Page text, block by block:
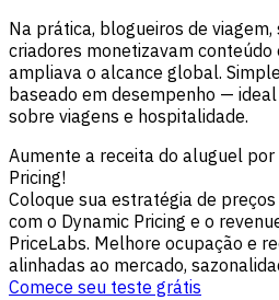
Na prática, blogueiros de viagem,
criadores monetizavam conteúdo
ampliava o alcance global.
baseado em desempenho —
sobre viagens e hospitalidade.
Aumente a receita do aluguel
Pricing!
Coloque sua estratégia de
com o Dynamic Pricing e o
PriceLabs. Melhore ocupação e
alinhadas ao mercado,
Comece seu teste grátis